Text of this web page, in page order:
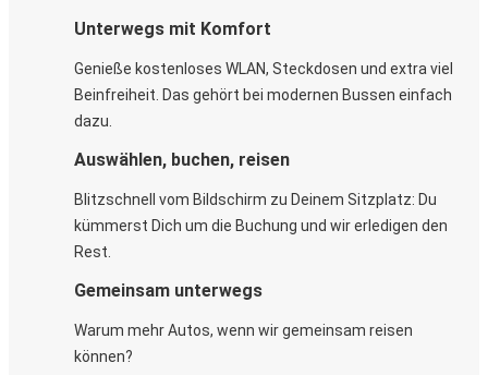
Unterwegs mit Komfort
Genieße kostenloses WLAN, Steckdosen und extra viel
Beinfreiheit. Das gehört bei modernen Bussen einfach
dazu.
Auswählen, buchen, reisen
Blitzschnell vom Bildschirm zu Deinem Sitzplatz: Du
kümmerst Dich um die Buchung und wir erledigen den
Rest.
Gemeinsam unterwegs
Warum mehr Autos, wenn wir gemeinsam reisen
können?